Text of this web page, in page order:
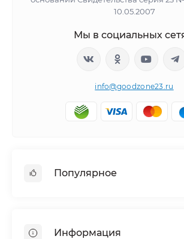
10.05.2007
Мы в социальных
info@goodzone23.ru
Популярное
Информация